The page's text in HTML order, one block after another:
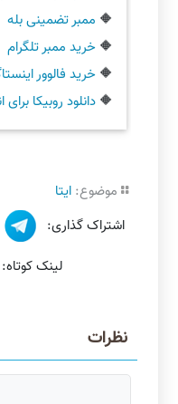
🔶 ممبر تضمینی بله
🔶 خرید ممبر تلگرام
🔶 خرید فالوور
🔶 دانلود روبیکا برای
موضوع: ایتا
اشتراک گذاری:
لینک کوتاه:
نظرات